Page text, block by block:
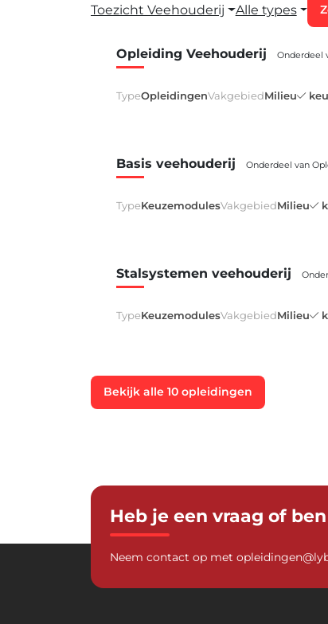
Toezicht Veehouderij Alle types
Opleiding Veehouderij Onderdeel
TypeOpleidingenVakgebiedMilieu
Basis veehouderij Onderdeel van
TypeKeuzemodulesVakgebiedMilieu
Stalsystemen veehouderij
TypeKeuzemodulesVakgebiedMilieu
Bekijk alle 10 opleidingen
Heb je een vraag of
Neem contact op met